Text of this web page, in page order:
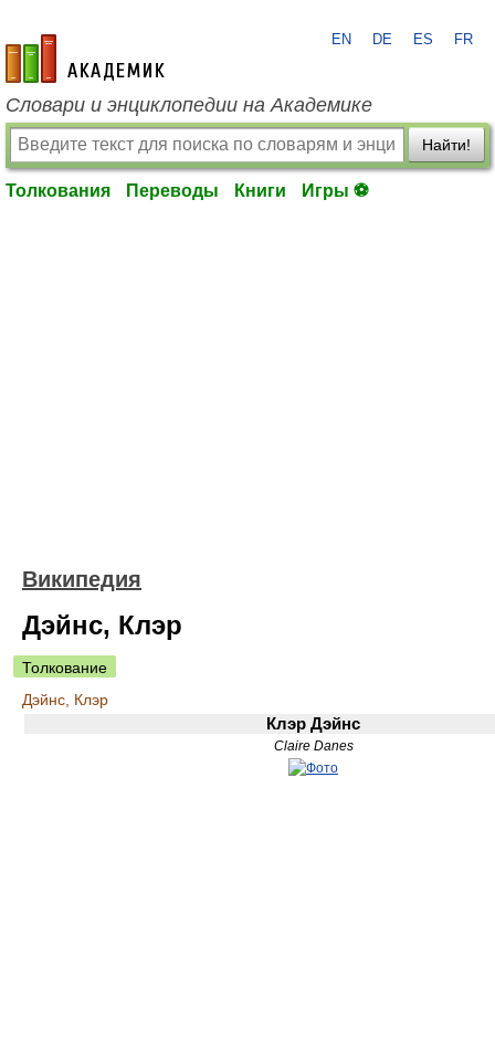
academic.ru
EN DE ES FR
Словари и энциклопедии на Академике
Найти!
Толкования Переводы Книги Игры ⚽
Википедия
Дэйнс, Клэр
Толкование
Дэйнс, Клэр
Клэр Дэйнс
Claire Danes